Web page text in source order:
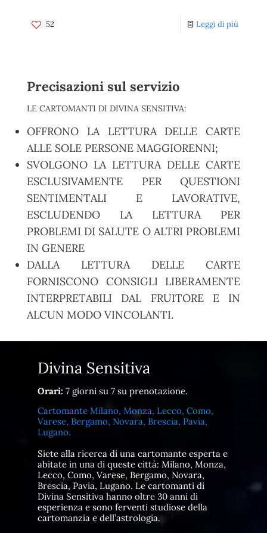
52 Leggi di più
Precisazioni sul servizio
LE CARTOMANTI DI DIVINA SENSITIVA:
OFFRONO LA LETTURA DELLE CARTE
ALLE SOLE PERSONE MAGGIORENNI;
SVOLGONO LA LETTURA DELLE CARTE
ESCLUSIVAMENTE PER QUESTIONI
SENTIMENTALI E LAVORATIVE,
ESCLUDENDO LA LETTURA PER
PROBLEMI DI SALUTE O ALTRI PROBLEMI
IN GENERE
DALLA LETTURA DELLE CARTE
FORNISCONO CONSIGLI LIBERAMENTE
INTERPRETABILI DAL FRUITORE E IN
ALCUN MODO VINCOLANTI.
Divina Sensitiva
Orari: 7 giorni su 7 su prenotazione.
Cartomante Milano, Monza, Lecco, Como,
Varese, Bergamo, Novara, Brescia, Pavia,
Lugano.
Siete alla ricerca di una cartomante esperta e
abitate in una di queste città: Milano, Monza,
Lecco, Como, Varese, Bergamo, Novara,
Brescia, Pavia, Lugano. Le cartomanti di
Divina Sensitiva hanno oltre 30 anni di
esperienza e sono ferventi studiose della
cartomanzia e dell’astrologia.